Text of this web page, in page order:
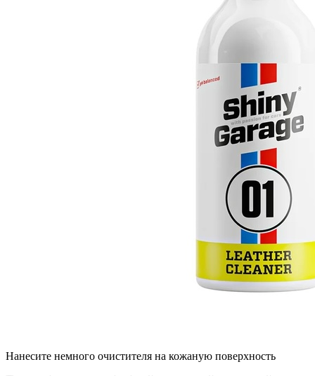
Нанесите немного очистителя на кожаную поверхность